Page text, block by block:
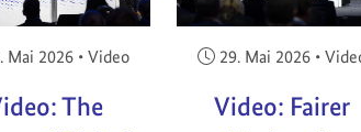
am:
Mai 2026 • Video
The
Veröffentlicht am:
29. Mai 2026 •
Video: Fairer